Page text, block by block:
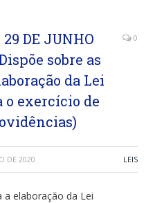
29 DE JUNHO
sobre as
da Lei
o exercício de
0
DE 2020 LEIS
a elaboração da Lei